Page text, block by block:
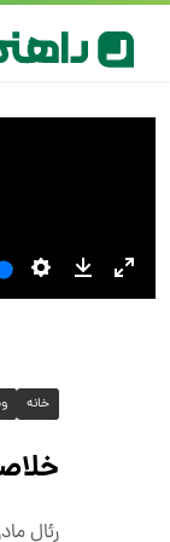
خانه
خلاصه
رئال مادرید موفق شد